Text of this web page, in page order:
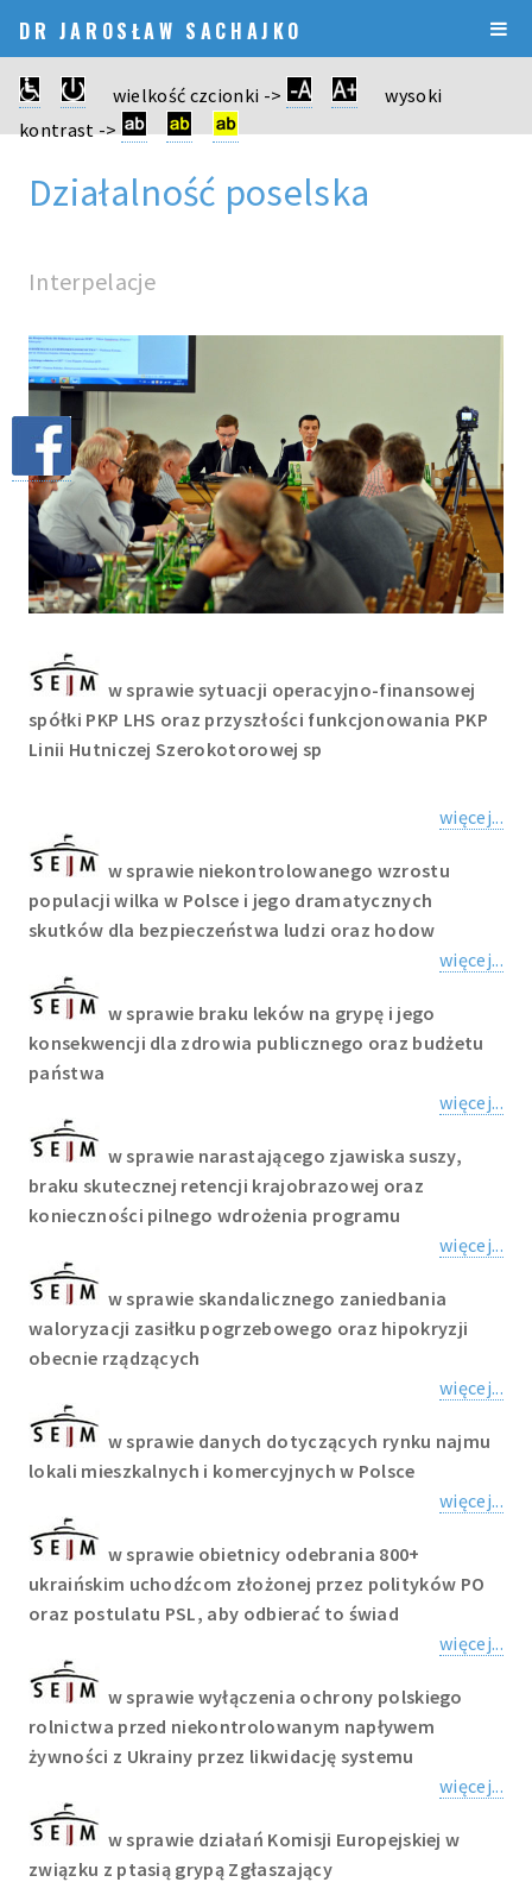
DR JAROSŁAW SACHAJKO
wielkość czcionki ->
wysoki
kontrast ->
Działalność poselska
Interpelacje
w sprawie sytuacji operacyjno-finansowej
spółki PKP LHS oraz przyszłości funkcjonowania PKP
Linii Hutniczej Szerokotorowej sp
więcej...
w sprawie niekontrolowanego wzrostu
populacji wilka w Polsce i jego dramatycznych
skutków dla bezpieczeństwa ludzi oraz hodow
więcej...
w sprawie braku leków na grypę i jego
konsekwencji dla zdrowia publicznego oraz budżetu
państwa
więcej...
w sprawie narastającego zjawiska suszy,
braku skutecznej retencji krajobrazowej oraz
konieczności pilnego wdrożenia programu
więcej...
w sprawie skandalicznego zaniedbania
waloryzacji zasiłku pogrzebowego oraz hipokryzji
obecnie rządzących
więcej...
w sprawie danych dotyczących rynku najmu
lokali mieszkalnych i komercyjnych w Polsce
więcej...
w sprawie obietnicy odebrania 800+
ukraińskim uchodźcom złożonej przez polityków PO
oraz postulatu PSL, aby odbierać to świad
więcej...
w sprawie wyłączenia ochrony polskiego
rolnictwa przed niekontrolowanym napływem
żywności z Ukrainy przez likwidację systemu
więcej...
w sprawie działań Komisji Europejskiej w
związku z ptasią grypą Zgłaszający